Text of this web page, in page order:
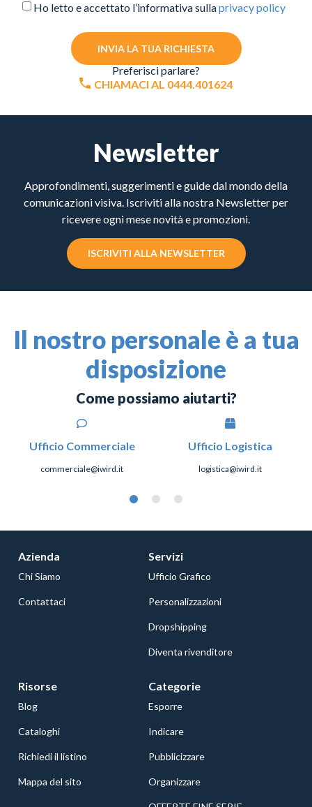
Ho letto e accettato l’informativa sullaprivacy policy
INVIA LA TUA RICHIESTA
Preferisci parlare?
CHIAMACI AL 0444.401624
Newsletter
Approfondimenti, suggerimenti e guide dal mondo della
comunicazioni visiva. Iscriviti alla nostra Newsletter per
ricevere ogni mese novità e promozioni.
ISCRIVITI ALLA NEWSLETTER
Il nostro personale è a tua
disposizione
Come possiamo aiutarti?
Ufficio Commerciale
commerciale@iwird.it
Ufficio Logistica
logistica@iwird.it
Azienda
Chi Siamo
Contattaci
Servizi
Ufficio Grafico
Personalizzazioni
Dropshipping
Diventa rivenditore
Risorse
Blog
Cataloghi
Richiedi il listino
Mappa del sito
Categorie
Esporre
Indicare
Pubblicizzare
Organizzare